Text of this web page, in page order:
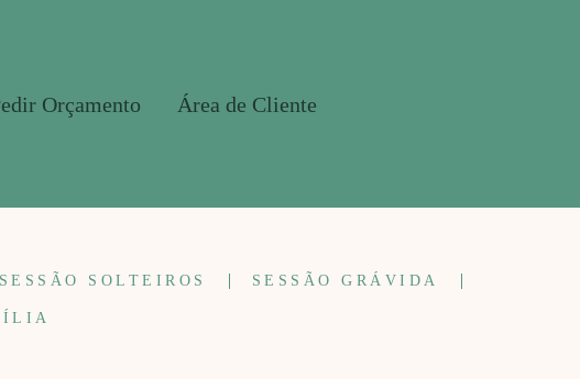
Orçamento Área de Cliente
SESSÃO SOLTEIROS SESSÃO GRÁVIDA